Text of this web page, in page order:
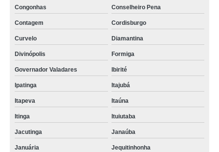
Congonhas Conselheiro Pena
Contagem Cordisburgo
Curvelo Diamantina
Divinópolis Formiga
Governador Valadares Ibirité
Ipatinga Itajubá
Itapeva Itaúna
Itinga Ituiutaba
Jacutinga Janaúba
Januária Jequitinhonha